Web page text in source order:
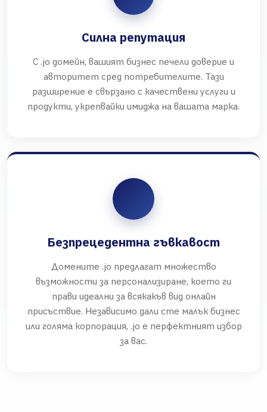
Силна репутация
С .jo домейн, вашият бизнес печели доверие и
авторитет сред потребителите. Тази
разширение е свързано с качествени услуги и
продукти, укрепвайки имиджа на вашата марка.
Безпрецедентна гъвкавост
Домените .jo предлагат множество
възможности за персонализиране, което ги
прави идеални за всякакъв вид онлайн
присъствие. Независимо дали сте малък бизнес
или голяма корпорация, .jo е перфектният избор
за вас.